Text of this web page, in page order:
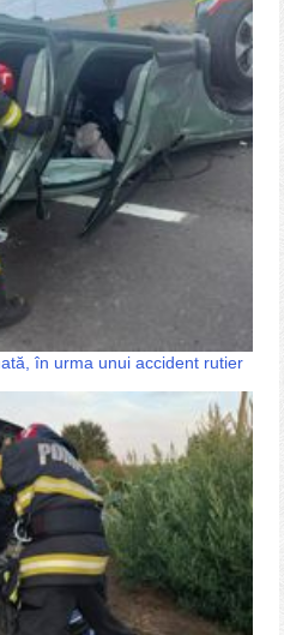
în urma unui accident rutier